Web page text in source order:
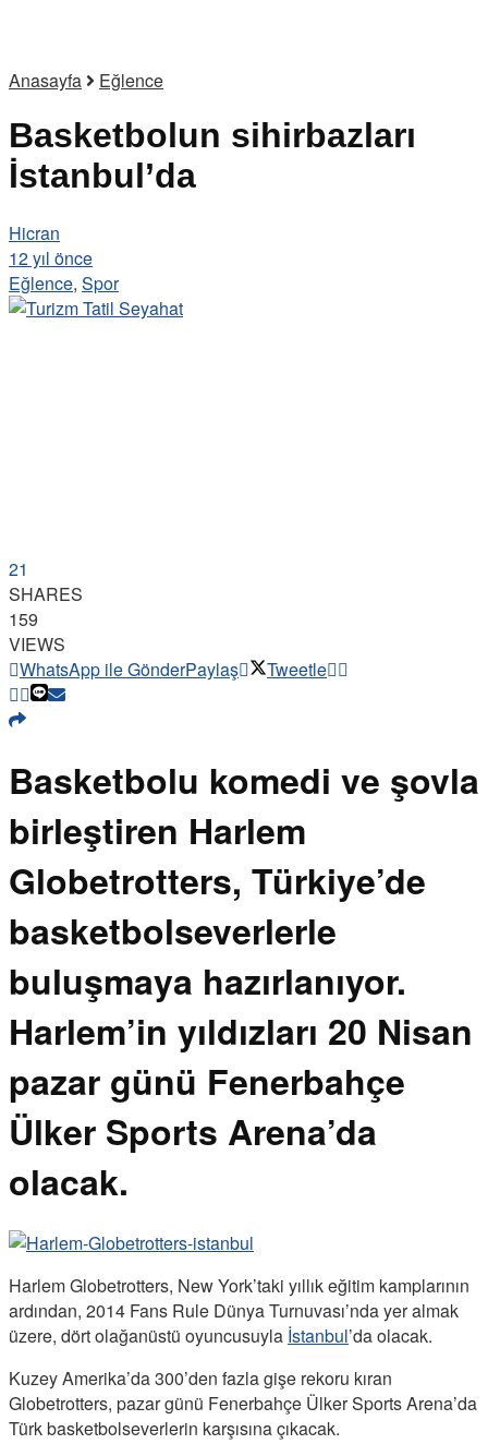
Anasayfa Eğlence
Basketbolun sihirbazları
İstanbul’da
Hicran
12 yıl önce
Eğlence, Spor
21
SHARES
159
VIEWS
WhatsApp ile GönderPaylaş Tweetle
Basketbolu komedi ve şovla
birleştiren Harlem
Globetrotters, Türkiye’de
basketbolseverlerle
buluşmaya hazırlanıyor.
Harlem’in yıldızları 20 Nisan
pazar günü Fenerbahçe
Ülker Sports Arena’da
olacak.
Harlem Globetrotters, New York’taki yıllık eğitim kamplarının
ardından, 2014 Fans Rule Dünya Turnuvası’nda yer almak
üzere, dört olağanüstü oyuncusuyla İstanbul’da olacak.
Kuzey Amerika’da 300’den fazla gişe rekoru kıran
Globetrotters, pazar günü Fenerbahçe Ülker Sports Arena’da
Türk basketbolseverlerin karşısına çıkacak.